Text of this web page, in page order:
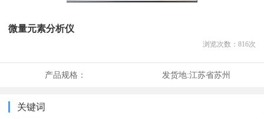
微量元素分析仪
浏览次数： 816次
产品规格： 发货地:江苏省苏州
关键词